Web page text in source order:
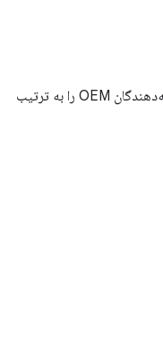
همچنین می‌توانید ایمیج‌های سیستم مخصوص OEM را اضافه کنید. مراحل موجود در سایت‌های توسعه‌دهندگان OEM را به ترتیب